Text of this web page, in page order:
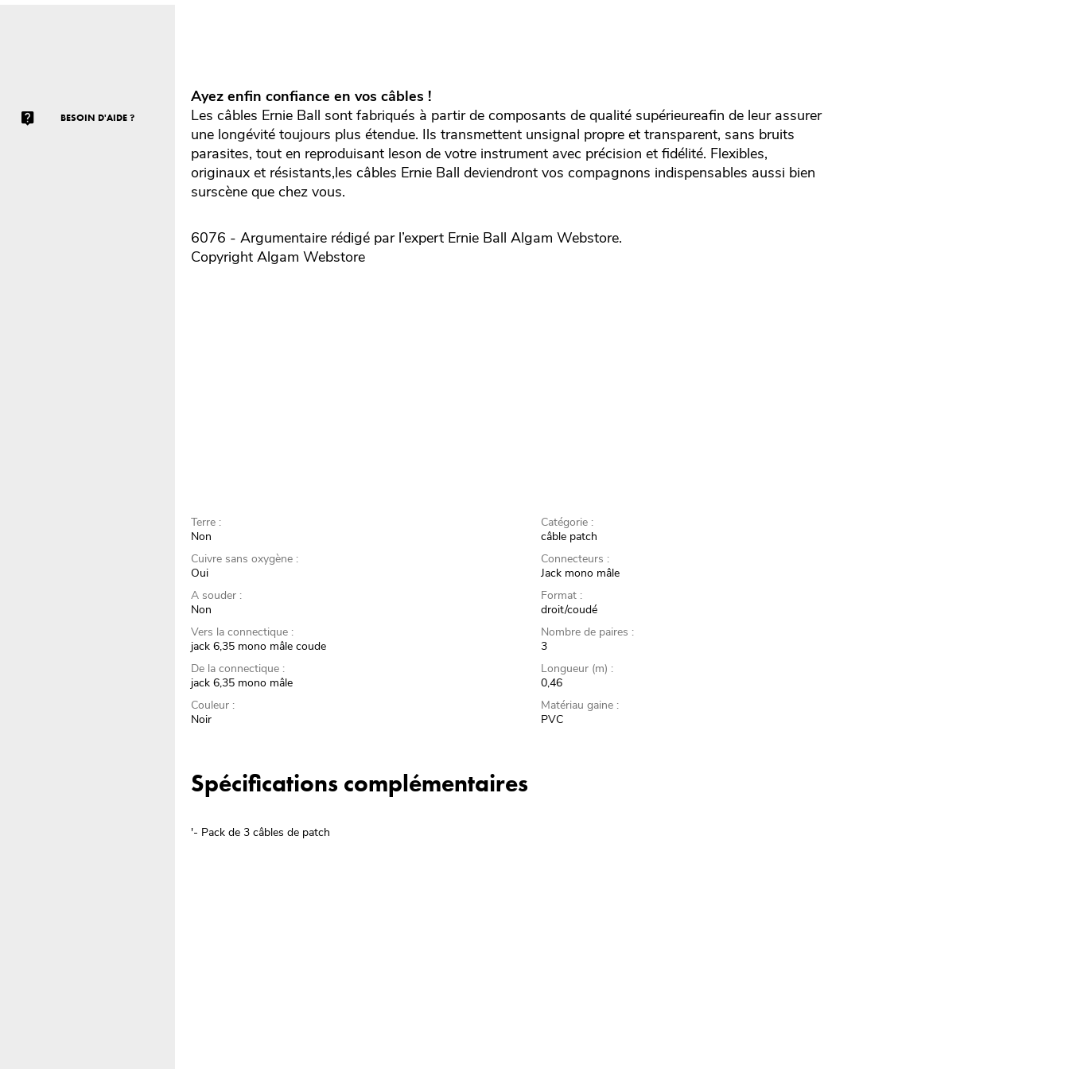
BESOIN D'AIDE ?
Ayez enfin confiance en vos câbles !
Les câbles Ernie Ball sont fabriqués à partir de composants de qualité supérieureafin de leur assurer
une longévité toujours plus étendue. Ils transmettent unsignal propre et transparent, sans bruits
parasites, tout en reproduisant leson de votre instrument avec précision et fidélité. Flexibles,
originaux et résistants,les câbles Ernie Ball deviendront vos compagnons indispensables aussi bien
surscène que chez vous.
6076 - Argumentaire rédigé par l’expert Ernie Ball Algam Webstore.
Copyright Algam Webstore
Terre :
Non
Cuivre sans oxygène :
Oui
A souder :
Non
Vers la connectique :
jack 6,35 mono mâle coude
De la connectique :
jack 6,35 mono mâle
Couleur :
Noir
Catégorie :
câble patch
Connecteurs :
Jack mono mâle
Format :
droit/coudé
Nombre de paires :
3
Longueur (m) :
0,46
Matériau gaine :
PVC
Spécifications complémentaires
'- Pack de 3 câbles de patch